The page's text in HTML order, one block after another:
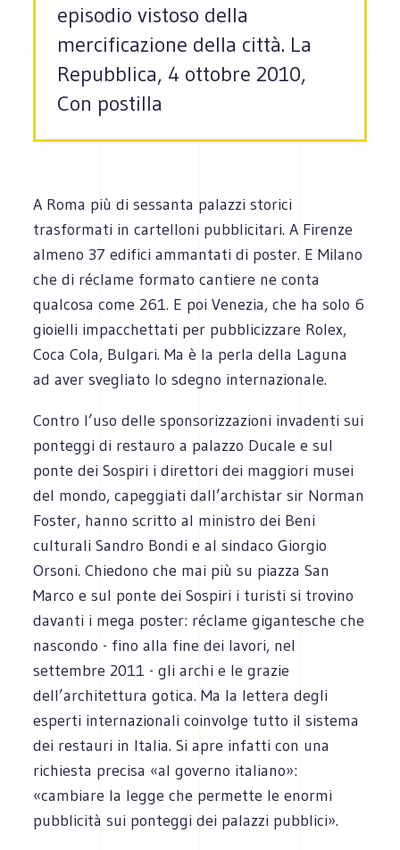
episodio vistoso della
mercificazione della città. La
Repubblica, 4 ottobre 2010,
Con postilla
A Roma più di sessanta palazzi storici
trasformati in cartelloni pubblicitari. A Firenze
almeno 37 edifici ammantati di poster. E Milano
che di réclame formato cantiere ne conta
qualcosa come 261. E poi Venezia, che ha solo 6
gioielli impacchettati per pubblicizzare Rolex,
Coca Cola, Bulgari. Ma è la perla della Laguna
ad aver svegliato lo sdegno internazionale.
Contro l’uso delle sponsorizzazioni invadenti sui
ponteggi di restauro a palazzo Ducale e sul
ponte dei Sospiri i direttori dei maggiori musei
del mondo, capeggiati dall’archistar sir Norman
Foster, hanno scritto al ministro dei Beni
culturali Sandro Bondi e al sindaco Giorgio
Orsoni. Chiedono che mai più su piazza San
Marco e sul ponte dei Sospiri i turisti si trovino
davanti i mega poster: réclame gigantesche che
nascondo - fino alla fine dei lavori, nel
settembre 2011 - gli archi e le grazie
dell’architettura gotica. Ma la lettera degli
esperti internazionali coinvolge tutto il sistema
dei restauri in Italia. Si apre infatti con una
richiesta precisa «al governo italiano»:
«cambiare la legge che permette le enormi
pubblicità sui ponteggi dei palazzi pubblici».